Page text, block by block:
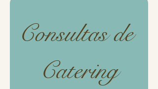
Consultas de
Catering